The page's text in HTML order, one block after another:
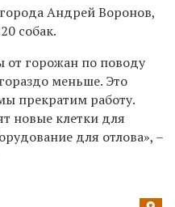
Андрей Воронов,
собак.
от горожан по поводу
меньше. Это
прекратим работу.
новые клетки для
для отлова», –